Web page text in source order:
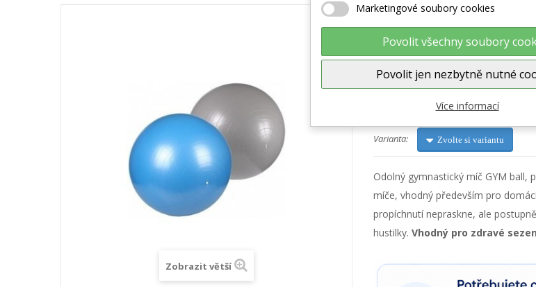
Zobrazit větší
GYM Ball 85 cm -
provedení
Výrobce:Ostatní výrobci
Velké cvičební míče
Varianta: Zvolte si variantu
Odolný gymnastický míč GYM ball,
míče, vhodný především pro
propíchnutí nepraskne, ale
hustilky. Vhodný pro zdravé
Marketingové soubory cookies
Povolit všechny soubory
Povolit jen nezbytně nutné
Více informací